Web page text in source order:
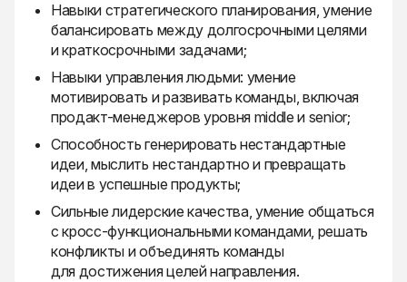
Навыки стратегического планирования, умение
балансировать между долгосрочными целями
и краткосрочными задачами;
Навыки управления людьми: умение
мотивировать и развивать команды, включая
продакт-менеджеров уровня middle и senior;
Способность генерировать нестандартные
идеи, мыслить нестандартно и превращать
идеи в успешные продукты;
Сильные лидерские качества, умение общаться
с кросс-функциональными командами, решать
конфликты и объединять команды
для достижения целей направления.